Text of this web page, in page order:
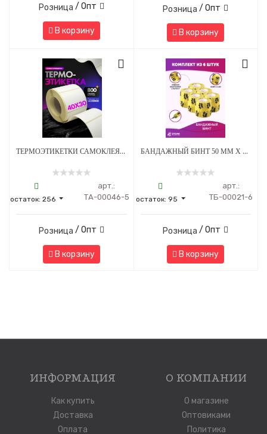
Розница / Опт
В корзину
Розница / Опт
В корзину
ТЕРМОЭТИКЕТКИ САМОКЛЕЯЩИЕСЯ ДЛЯ ПРИНТЕРА 40*30 ММ - 800 НАКЛЕЕК/РУЛОН - 5 ШТ
остаток: 256
арт.:
ТА-00046-5
Розница / Опт
В корзину
БАНДАЖНЫЙ БИНТ 50 ММ Х 4.5 М ЖЕЛТЫЙ С ЛАПКАМИ - 6 ШТ
остаток: 95
арт.:
ТБ-00021-6
Розница / Опт
В корзину
ИНФОРМАЦИЯ
Как купить
Доставка
Оплата
О КОМПАНИИ
О магазине
Оптовиками
Политика